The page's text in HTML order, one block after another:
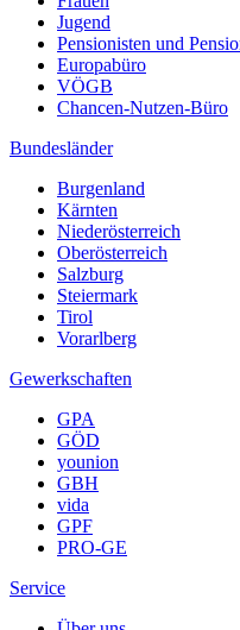
Jugend
Pensionisten und
Europabüro
VÖGB
Chancen-Nutzen-Büro
Bundesländer
Burgenland
Kärnten
Niederösterreich
Oberösterreich
Salzburg
Steiermark
Tirol
Vorarlberg
Gewerkschaften
GPA
GÖD
younion
GBH
vida
GPF
PRO-GE
Service